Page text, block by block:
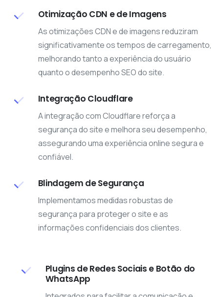
Otimização CDN e de Imagens
As otimizações CDN e de imagens reduziram
significativamente os tempos de carregamento,
melhorando tanto a experiência do usuário
quanto o desempenho SEO do site.
Integração Cloudflare
A integração com Cloudflare reforça a
segurança do site e melhora seu desempenho,
assegurando uma experiência online segura e
confiável.
Blindagem de Segurança
Implementamos medidas robustas de
segurança para proteger o site e as
informações confidenciais dos clientes.
Plugins de Redes Sociais e Botão do
WhatsApp